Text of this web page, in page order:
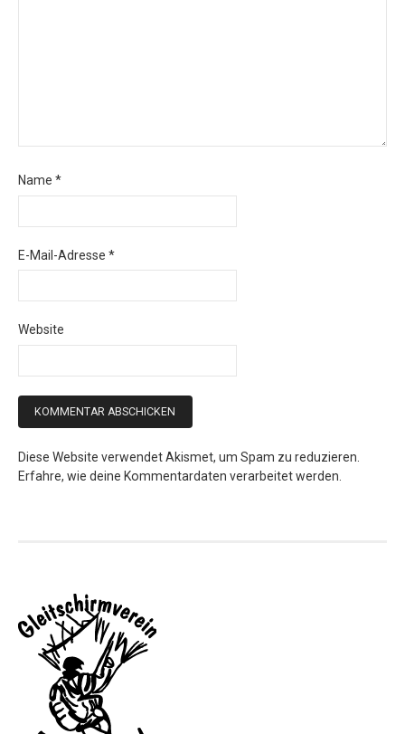
Name *
E-Mail-Adresse *
Website
Diese Website verwendet Akismet, um Spam zu reduzieren.
Erfahre, wie deine Kommentardaten verarbeitet werden.